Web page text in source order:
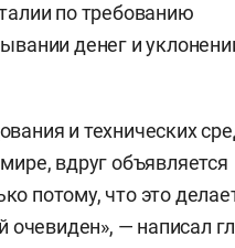
по требованию
денег и
и технических
вдруг объявляется
потому, что это
очевиден», — написал